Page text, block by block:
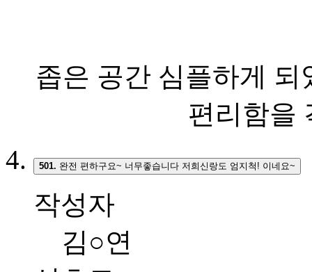
좁은 공간 심플하게
편리함을
501. 완전 편하구요~ 너무좋습니다 저희신랑도 엄지척! 이네요~
작성자
김○연